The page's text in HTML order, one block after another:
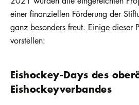
einer finanziellen Förderung der
ganz besonders freut. Einige dieser
vorstellen:
Eishockey-Days des
Eishockeyverbandes